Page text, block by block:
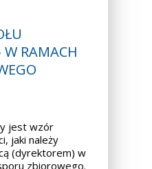
W RAMACH
jest wzór
jaki należy
(dyrektorem) w
zbiorowego.